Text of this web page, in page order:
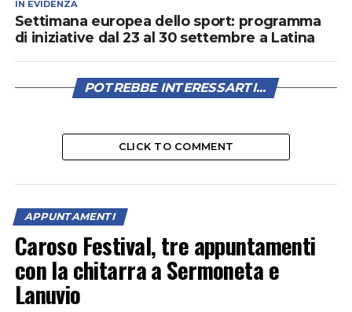
IN EVIDENZA
Settimana europea dello sport: programma
di iniziative dal 23 al 30 settembre a Latina
POTREBBE INTERESSARTI...
CLICK TO COMMENT
APPUNTAMENTI
Caroso Festival, tre appuntamenti
con la chitarra a Sermoneta e
Lanuvio